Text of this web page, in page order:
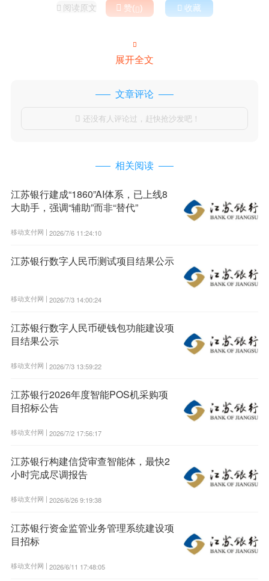
 阅读原文  赞()  收藏

展开全文
文章评论
 还没有人评论过，赶快抢沙发吧！
相关阅读
江苏银行建成“1860”AI体系，已上线8
大助手，强调“辅助”而非“替代”
移动支付网 | 2026/7/6 11:24:10
江苏银行数字人民币测试项目结果公示
移动支付网 | 2026/7/3 14:00:24
江苏银行数字人民币硬钱包功能建设项
目结果公示
移动支付网 | 2026/7/3 13:59:22
江苏银行2026年度智能POS机采购项
目招标公告
移动支付网 | 2026/7/2 17:56:17
江苏银行构建信贷审查智能体，最快2
小时完成尽调报告
移动支付网 | 2026/6/26 9:19:38
江苏银行资金监管业务管理系统建设项
目招标
移动支付网 | 2026/6/11 17:48:05